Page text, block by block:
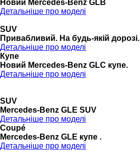
Новий Mercedes-Benz GLB
Детальніше про моделі
SUV
Привабливий. На будь-якій дорозі.
Детальніше про моделі
Купе
Новий Mercedes-Benz GLС купе.
Детальніше про моделі
SUV
Mercedes-Benz GLE SUV
Детальніше про моделі
Coupé
Mercedes-Benz GLE купе .
Детальніше про моделі